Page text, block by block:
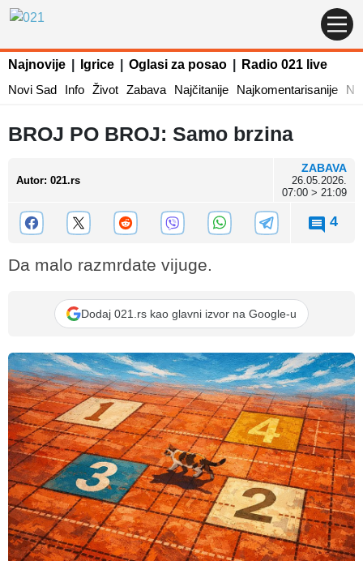
Najnovije Igrice Oglasi za posao
Radio 021 live
Novi Sad
Info Život Zabava Najčitanije Najkomentarisanije
BROJ PO BROJ: Samo brzina
Autor: 021.rs
ZABAVA
26.05.2026.
07:00 > 21:09
4
Da malo razmrdate vijuge.
Dodaj 021.rs kao glavni izvor na Google-u